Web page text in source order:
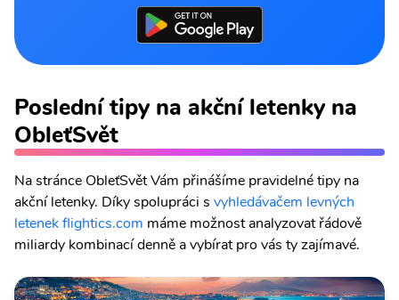
Poslední tipy na akční letenky na
ObleťSvět
Na stránce ObleťSvět Vám přinášíme pravidelné tipy na
akční letenky. Díky spolupráci s vyhledávačem levných
letenek flightics.com máme možnost analyzovat řádově
miliardy kombinací denně a vybírat pro vás ty zajímavé.